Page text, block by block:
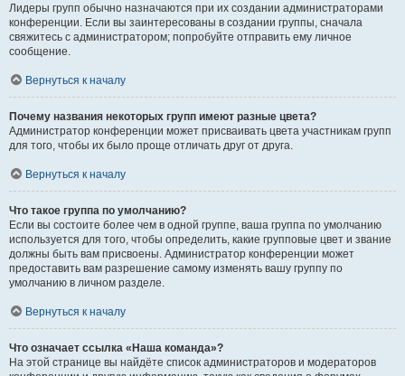
Лидеры групп обычно назначаются при их создании администраторами
конференции. Если вы заинтересованы в создании группы, сначала
свяжитесь с администратором; попробуйте отправить ему личное
сообщение.
Вернуться к началу
Почему названия некоторых групп имеют разные цвета?
Администратор конференции может присваивать цвета участникам групп
для того, чтобы их было проще отличать друг от друга.
Вернуться к началу
Что такое группа по умолчанию?
Если вы состоите более чем в одной группе, ваша группа по умолчанию
используется для того, чтобы определить, какие групповые цвет и звание
должны быть вам присвоены. Администратор конференции может
предоставить вам разрешение самому изменять вашу группу по
умолчанию в личном разделе.
Вернуться к началу
Что означает ссылка «Наша команда»?
На этой странице вы найдёте список администраторов и модераторов